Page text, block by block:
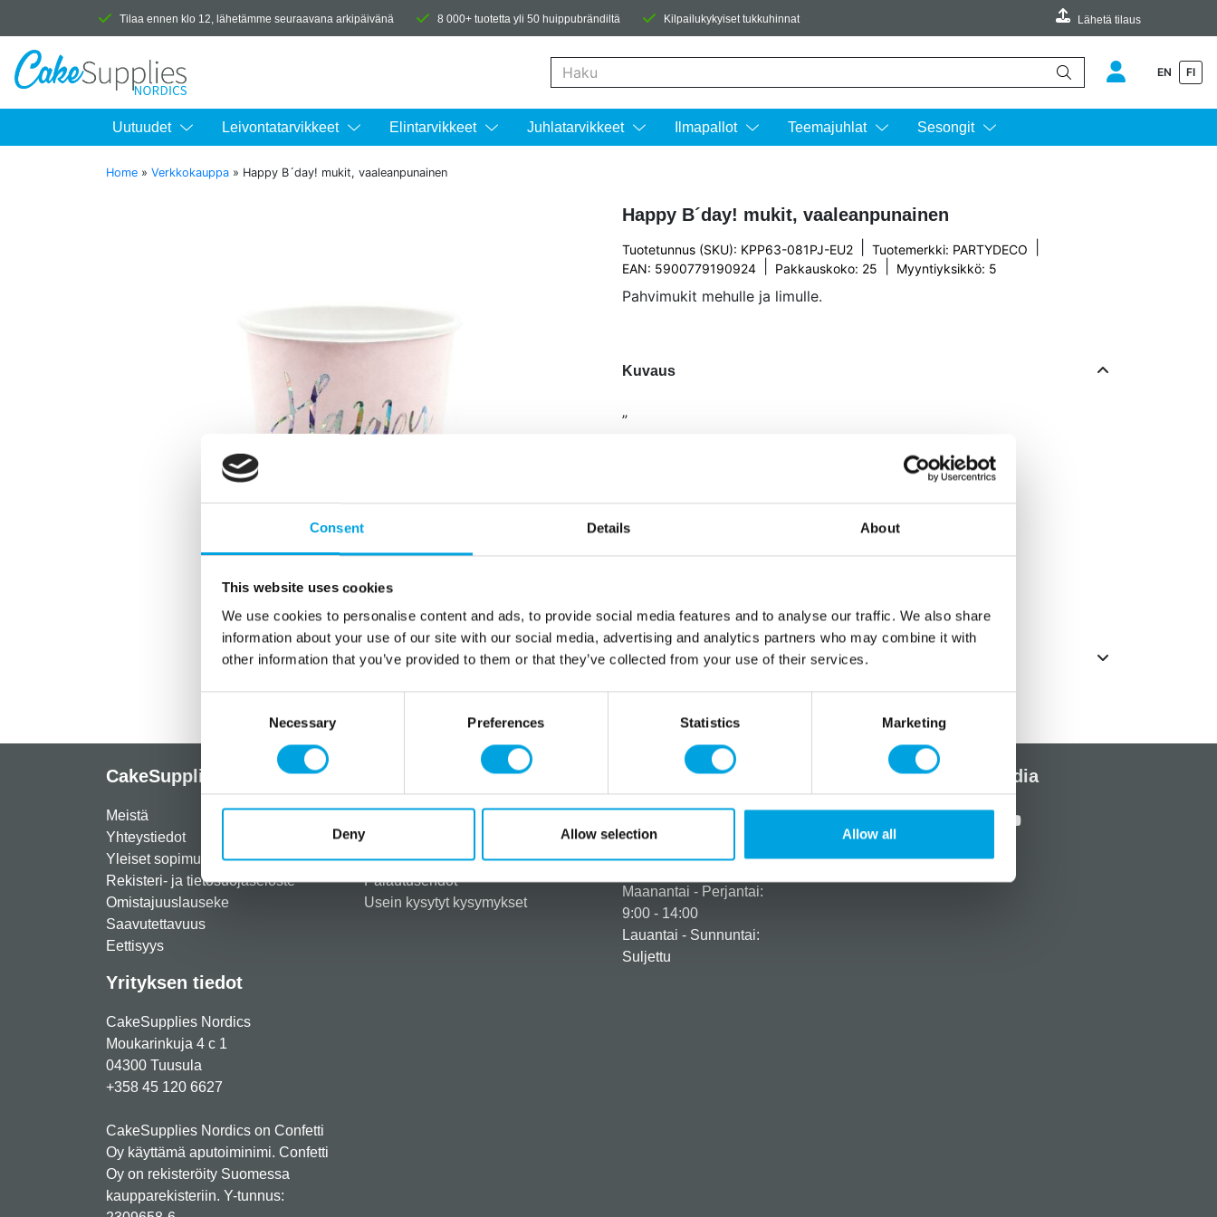
Consent Details About
This website uses cookies
We use cookies to personalise content and ads, to provide social media features and to analyse our traffic. We also share
information about your use of our site with our social media, advertising and analytics partners who may combine it with
other information that you’ve provided to them or that they’ve collected from your use of their services.
Necessary Preferences Statistics Marketing
Deny Allow selection Allow all
Tilaa ennen klo 12, lähetämme seuraavana arkipäivänä 8 000+ tuotetta yli 50 huippubrändiltä Kilpailukykyiset tukkuhinnat Lähetä tilaus
EN FI
Uutuudet Leivontatarvikkeet Elintarvikkeet Juhlatarvikkeet Ilmapallot Teemajuhlat Sesongit
Home » Verkkokauppa » Happy B´day! mukit, vaaleanpunainen
Happy B´day! mukit, vaaleanpunainen
Tuotetunnus (SKU): KPP63-081PJ-EU2 Tuotemerkki: PARTYDECO
EAN: 5900779190924 Pakkauskoko: 25 Myyntiyksikkö: 5
Pahvimukit mehulle ja limulle.
Kuvaus
”
n
Lisätiedot
CakeSupplies Nordics
Meistä
Yhteystiedot
Yleiset sopimusehdot
Rekisteri- ja tietosuojaseloste
Omistajuuslauseke
Saavutettavuus
Eettisyys
Yrityksen tiedot
CakeSupplies Nordics
Moukarinkuja 4 c 1
04300 Tuusula
+358 45 120 6627
CakeSupplies Nordics on Confetti
Oy käyttämä aputoiminimi. Confetti
Oy on rekisteröity Suomessa
kaupparekisteriin. Y-tunnus:
Rekisteröidy yritysasiakkaaksi
Maksutiedot ja maksuvaihtoehdot
Toimitusehdot
Palautusehdot
Usein kysytyt kysymykset
Tarvitsetko apua?
+358 45 120 6627
Maanantai - Perjantai:
9:00 - 14:00
Lauantai - Sunnuntai:
Suljettu
Sosiaalinen media